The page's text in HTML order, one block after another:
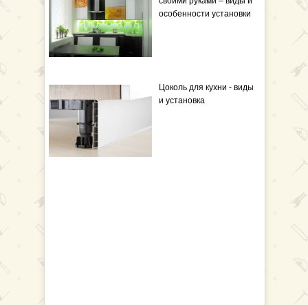
особенности установки
Цоколь для кухни - виды
и установка